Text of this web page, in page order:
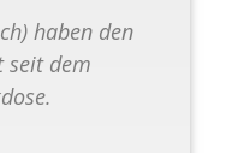
haben den
seit dem